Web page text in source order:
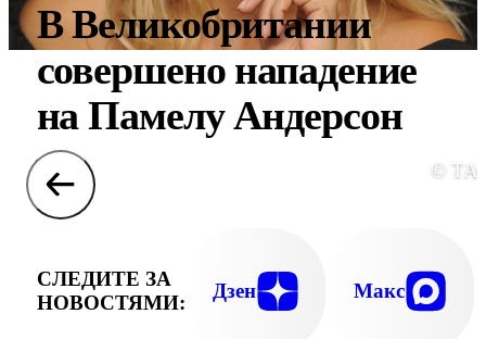
В Великобритании
совершено нападение
на Памелу Андерсон
©
СЛЕДИТЕ ЗА
НОВОСТЯМИ:
Дзен Макс